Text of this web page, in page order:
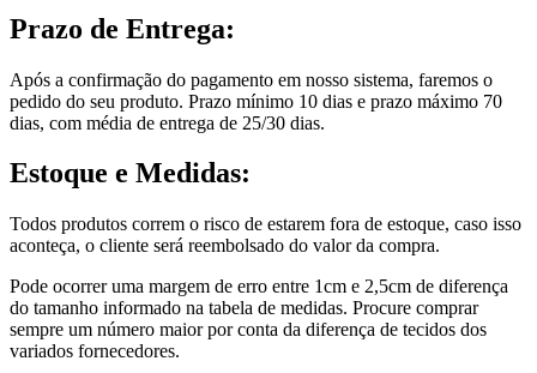
Prazo de Entrega:
Após a confirmação do pagamento em nosso sistema, faremos o
pedido do seu produto. Prazo mínimo 10 dias e prazo máximo 70
dias, com média de entrega de 25/30 dias.
Estoque e Medidas:
Todos produtos correm o risco de estarem fora de estoque, caso isso
aconteça, o cliente será reembolsado do valor da compra.
Pode ocorrer uma margem de erro entre 1cm e 2,5cm de diferença
do tamanho informado na tabela de medidas. Procure comprar
sempre um número maior por conta da diferença de tecidos dos
variados fornecedores.